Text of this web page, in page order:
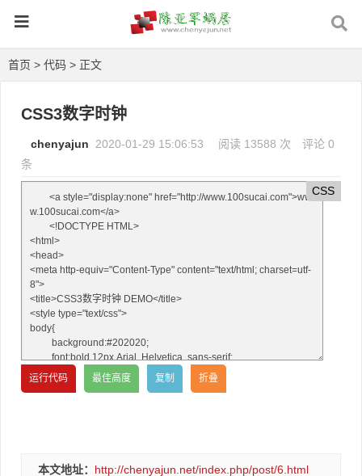
首页 > 代码 > 正文
CSS3数字时钟
chenyajun 2020-01-29 15:06:53 阅读 13588 次
评论 0
条
CSS
本文地址： http://chenyajun.net/index.php/post/6.html